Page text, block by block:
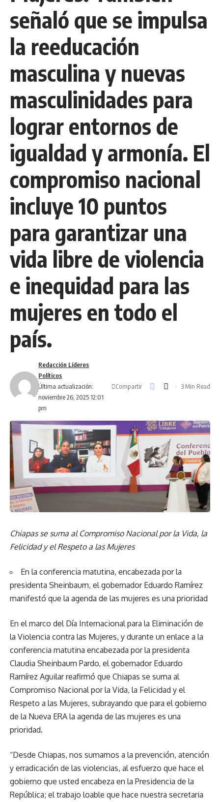
señaló que se impulsa
la reeducación
masculina y nuevas
masculinidades para
lograr entornos de
igualdad y armonía. El
compromiso nacional
incluye 10 puntos
para garantizar una
vida libre de violencia
e inequidad para las
mujeres en todo el
país.
Última actualización:
noviembre 26, 2025 12:01
pm
Redacción Líderes
Políticos
Compartir
3 Min Read
Chiapas se suma al Compromiso Nacional por la Vida, la
Felicidad y el Respeto a las Mujeres
En la conferencia matutina, encabezada por la
presidenta Sheinbaum, el gobernador Eduardo Ramírez
manifestó que la agenda de las mujeres es una prioridad
En el marco del Día Internacional para la Eliminación de
la Violencia contra las Mujeres, y durante un enlace a la
conferencia matutina encabezada por la presidenta
Claudia Sheinbaum Pardo, el gobernador Eduardo
Ramírez Aguilar reafirmó que Chiapas se suma al
Compromiso Nacional por la Vida, la Felicidad y el
Respeto a las Mujeres, subrayando que para el gobierno
de la Nueva ERA la agenda de las mujeres es una
prioridad.
“Desde Chiapas, nos sumamos a la prevención, atención
y erradicación de las violencias, al esfuerzo que hace el
gobierno que usted encabeza en la Presidencia de la
República; el trabajo loable que hace nuestra secretaria